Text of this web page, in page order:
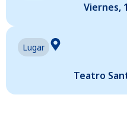
Viernes,
Lugar
Teatro